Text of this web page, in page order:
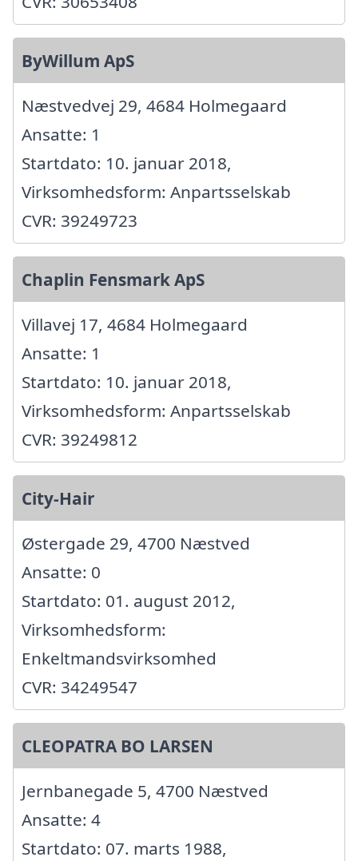
ByWillum ApS
Næstvedvej 29, 4684 Holmegaard
Ansatte: 1
Startdato: 10. januar 2018,
Virksomhedsform: Anpartsselskab
CVR: 39249723
Chaplin Fensmark ApS
Villavej 17, 4684 Holmegaard
Ansatte: 1
Startdato: 10. januar 2018,
Virksomhedsform: Anpartsselskab
CVR: 39249812
City-Hair
Østergade 29, 4700 Næstved
Ansatte: 0
Startdato: 01. august 2012,
Virksomhedsform:
Enkeltmandsvirksomhed
CVR: 34249547
CLEOPATRA BO LARSEN
Jernbanegade 5, 4700 Næstved
Ansatte: 4
Startdato: 07. marts 1988,